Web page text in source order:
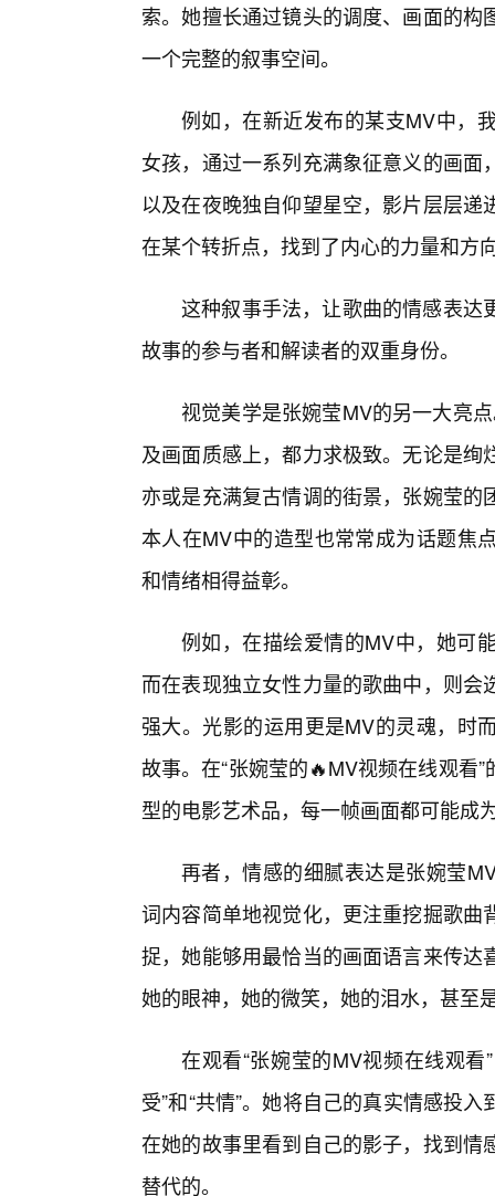
索。她擅长通过镜头的调度、画面的
一个完整的叙事空间。
例如，在新近发布的某支MV中，
女孩，通过一系列充满象征意义的画
以及在夜晚独自仰望星空，影片层层
在某个转折点，找到了内心的力量和方
这种叙事手法，让歌曲的情感表达
故事的参与者和解读者的双重身份。
视觉美学是张婉莹MV的另一大亮
及画面质感上，都力求极致。无论是
亦或是充满复古情调的街景，张婉莹
本人在MV中的造型也常常成为话题焦
和情绪相得益彰。
例如，在描绘爱情的MV中，她可
而在表现独立女性力量的歌曲中，则
强大。光影的运用更是MV的灵魂，时
故事。在“张婉莹的🔥MV视频在线观看
型的电影艺术品，每一帧画面都可能成
再者，情感的细腻表达是张婉莹
词内容简单地视觉化，更注重挖掘歌
捉，她能够用最恰当的画面语言来传
她的眼神，她的微笑，她的泪水，甚至
在观看“张婉莹的MV视频在线观看
受”和“共情”。她将自己的真实情感投
在她的故事里看到自己的影子，找到
替代的。